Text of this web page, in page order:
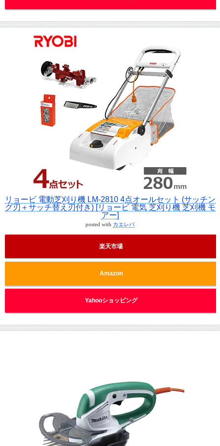
リョービ 電動芝刈り機 LM-2810 4点オールセット (サッチン
グ刃＋サッチ替え刃付き) [リョービ 電気 芝刈り機 芝刈機 モ
アー]
posted with カエレバ
楽天市場
Amazon
Yahooショッピング